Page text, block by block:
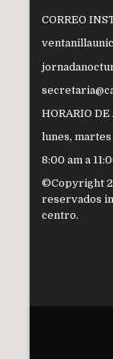
CORREO
HORARIO
lunes,
8:00 am a
©Copyright
reservados
centro.